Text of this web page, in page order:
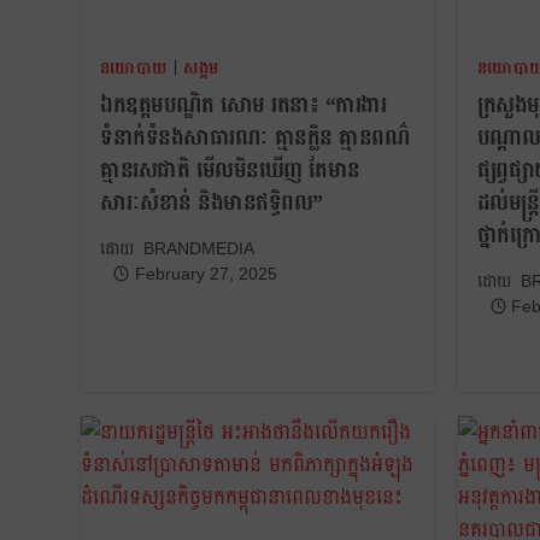
នយោបាយ | សង្គម
ឯកឧត្តមបណ្ឌិត សោម រតនា៖ “ការងារ
ទំនាក់ទំនងសាធារណៈ​ គ្មានក្លិន គ្មានពណ៌
គ្មានរសជាតិ មើលមិនឃើញ តែមាន
សារៈសំខាន់​ និងមានឥទ្ធិពល”
BRANDMEDIA
February 27, 2025
នយោបា
ក្រសួង
បណ្តា
ផ្សព្វ
ដល់មន្រ្
ថ្នាក់ក្